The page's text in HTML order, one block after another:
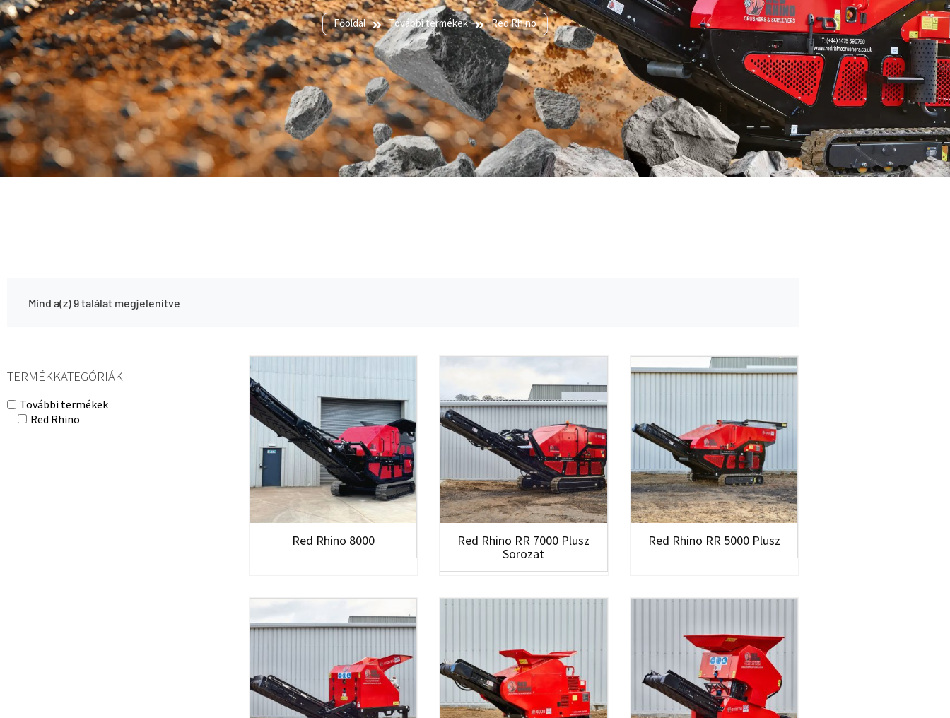
Főoldal További termékek Red Rhino
Mind a(z) 9 találat megjelenítve
TERMÉKKATEGÓRIÁK
További termékek
Red Rhino
Red Rhino 8000
Red Rhino RR 7000 Plusz
Sorozat
Red Rhino RR 5000 Plusz